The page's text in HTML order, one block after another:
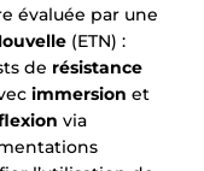
évaluée par une
(ETN) :
de résistance
immersion et
via